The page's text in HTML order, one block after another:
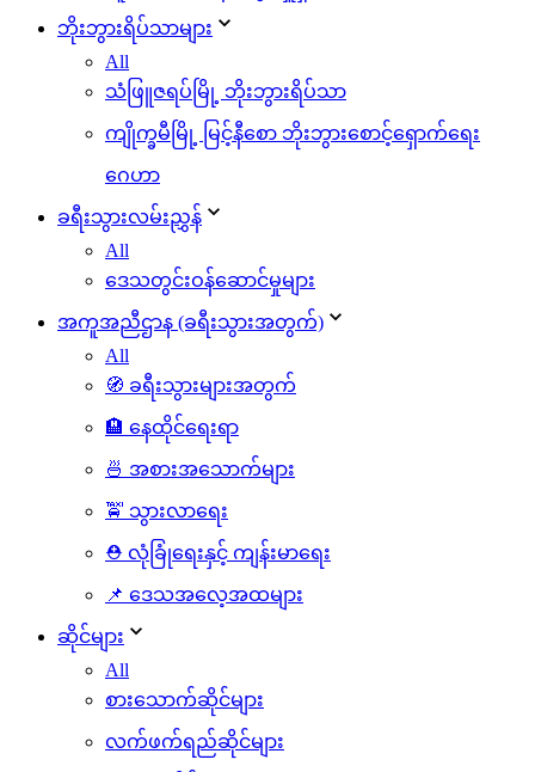
ဘိုးဘွားရိပ်သာများ
All
သံဖြူဇရပ်မြို့ ဘိုးဘွားရိပ်သာ
ကျိုက္ခမီမြို့ မြင့်နီစော ဘိုးဘွားစောင့်ရှောက်ရေး
ဂေဟာ
ခရီးသွားလမ်းညွှန်
All
ဒေသတွင်းဝန်ဆောင်မှုများ
အကူအညီဌာန (ခရီးသွားအတွက်)
All
🧭 ခရီးသွားများအတွက်
🏨 နေထိုင်ရေးရာ
🍜 အစားအသောက်များ
🚖 သွားလာရေး
⛑️ လုံခြုံရေးနှင့် ကျန်းမာရေး
📌 ဒေသအလေ့အထများ
ဆိုင်များ
All
စားသောက်ဆိုင်များ
လက်ဖက်ရည်ဆိုင်များ